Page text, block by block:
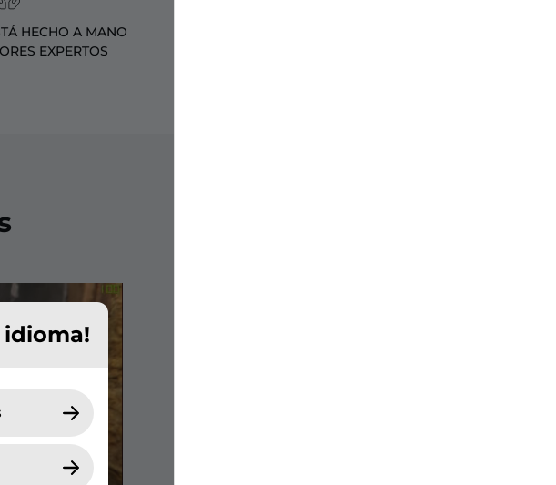
idioma!
HECHO A MANO
EXPERTOS